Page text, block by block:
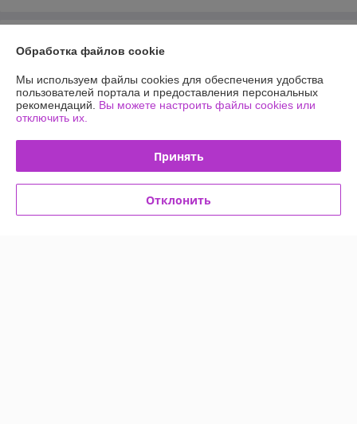
26.05.2026
Покупатель
Сделка подтверждена через корзину
Обработка файлов cookie
Мы используем файлы cookies для обеспечения удобства
пользователей портала и предоставления персональных
рекомендаций. Вы можете настроить файлы cookies или
отключить их.
Принять
Отклонить